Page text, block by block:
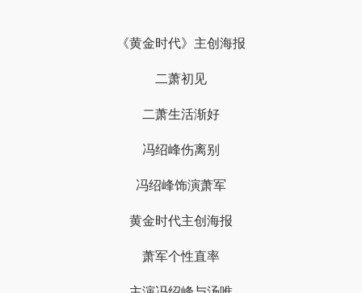
《黄金时代》主创海报
二萧初见
二萧生活渐好
冯绍峰伤离别
冯绍峰饰演萧军
黄金时代主创海报
萧军个性直率